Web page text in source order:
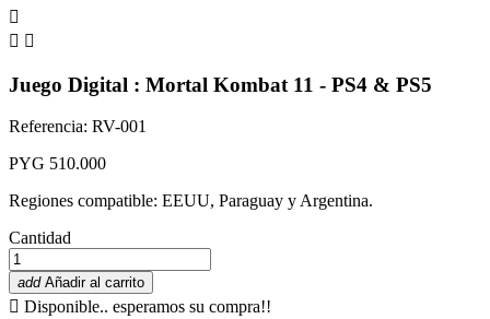

 
Juego Digital : Mortal Kombat 11 - PS4 & PS5
Referencia: RV-001
PYG 510.000
Regiones compatible: EEUU, Paraguay y Argentina.
Cantidad
add Añadir al carrito
 Disponible.. esperamos su compra!!